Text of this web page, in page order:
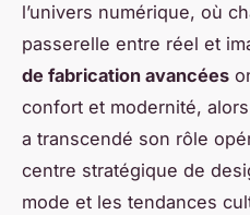
l’univers numérique, où
passerelle entre réel et
de fabrication avancées
confort et modernité,
a transcendé son rôle
centre stratégique de
mode et les tendances